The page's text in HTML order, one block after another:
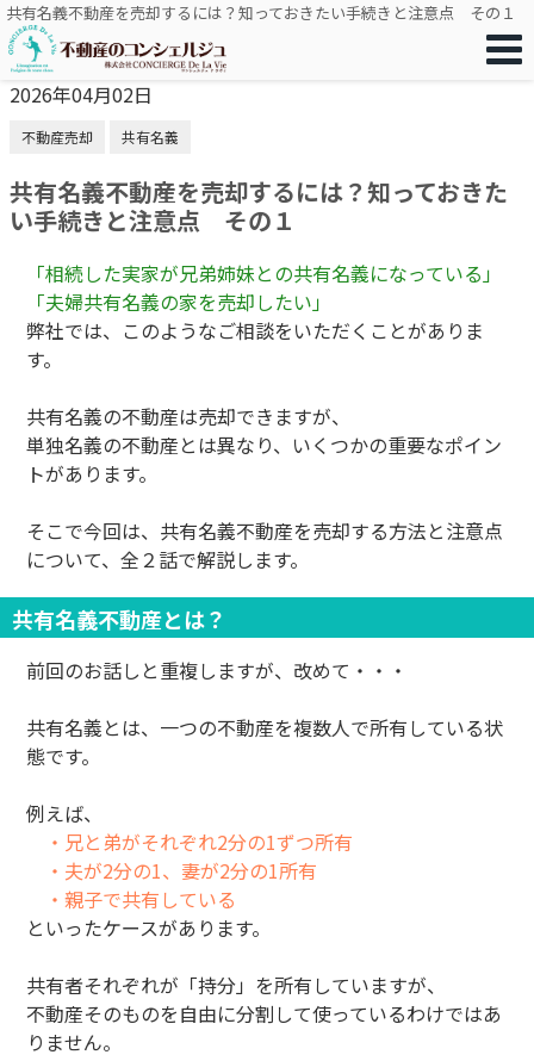
共有名義不動産を売却するには？知っておきたい手続きと注意点 その１
2026年04月02日
不動産売却 共有名義
共有名義不動産を売却するには？知っておきた
い手続きと注意点 その１
「相続した実家が兄弟姉妹との共有名義になっている」
「夫婦共有名義の家を売却したい」
弊社では、このようなご相談をいただくことがありま
す。
共有名義の不動産は売却できますが、
単独名義の不動産とは異なり、いくつかの重要なポイン
トがあります。
そこで今回は、共有名義不動産を売却する方法と注意点
について、全２話で解説します。
共有名義不動産とは？
前回のお話しと重複しますが、改めて・・・
共有名義とは、一つの不動産を複数人で所有している状
態です。
例えば、
・兄と弟がそれぞれ2分の1ずつ所有
・夫が2分の1、妻が2分の1所有
・親子で共有している
といったケースがあります。
共有者それぞれが「持分」を所有していますが、
不動産そのものを自由に分割して使っているわけではあ
りません。